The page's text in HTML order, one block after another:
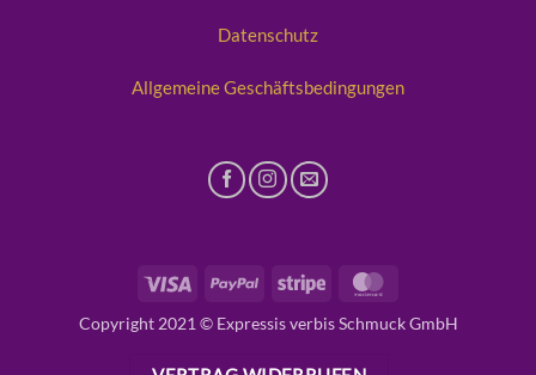
Datenschutz
Allgemeine Geschäftsbedingungen
Visa PayPal Stripe
Copyright 2021 © Expressis verbis Schmuck GmbH